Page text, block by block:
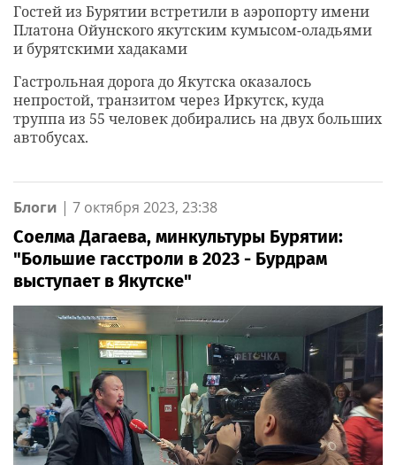
Гостей из Бурятии встретили в аэропорту имени
Платона Ойунского якутским кумысом-оладьями
и бурятскими хадаками
Гастрольная дорога до Якутска оказалось
непростой, транзитом через Иркутск, куда
труппа из 55 человек добирались на двух больших
автобусах.
Блоги | 7 октября 2023, 23:38
Соелма Дагаева, минкультуры Бурятии:
"Большие гасстроли в 2023 - Бурдрам
выступает в Якутске"